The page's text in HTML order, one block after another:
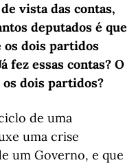
vista das contas,
deputados é que
os dois partidos
fez essas contas? O
dois partidos?
de uma
uma crise
um Governo, e que